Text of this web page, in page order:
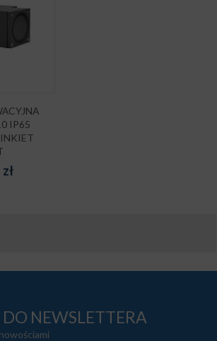
IP65
zł
NEWSLETTERA